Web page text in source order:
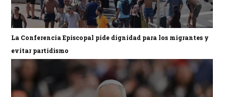
La Conferencia Episcopal pide dignidad para los migrantes y
evitar partidismo